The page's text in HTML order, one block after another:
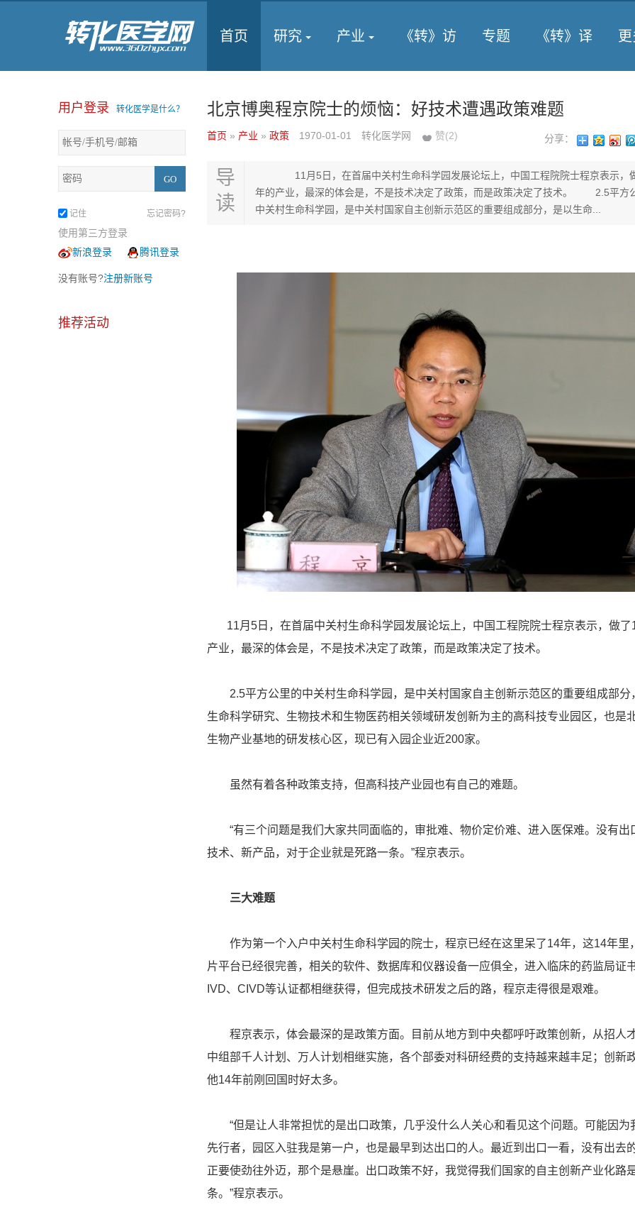
首页 研究 产业 《转》访 专题 《转》译
用户登录 转化医学是什么？
记住 忘记密码?
使用第三方登录
新浪登录
腾讯登录
没有账号?注册新账号
推荐活动
北京博奥程京院士的烦恼：好技术遭遇政策难题
首页 » 产业 » 政策 1970-01-01 转化医学网 赞(2) 分享：
导
读
11月5日，在首届中关村生命科学园发展论坛上，中国工程院院士程京表示，
年的产业，最深的体会是，不是技术决定了政策，而是政策决定了技术。 2.5平方
中关村生命科学园，是中关村国家自主创新示范区的重要组成部分，是以生命...
11月5日，在首届中关村生命科学园发展论坛上，中国工程院院士程京表示，做了
产业，最深的体会是，不是技术决定了政策，而是政策决定了技术。
2.5平方公里的中关村生命科学园，是中关村国家自主创新示范区的重要组成部分
生命科学研究、生物技术和生物医药相关领域研发创新为主的高科技专业园区，也是
生物产业基地的研发核心区，现已有入园企业近200家。
虽然有着各种政策支持，但高科技产业园也有自己的难题。
“有三个问题是我们大家共同面临的，审批难、物价定价难、进入医保难。没有出
技术、新产品，对于企业就是死路一条。”程京表示。
三大难题
作为第一个入户中关村生命科学园的院士，程京已经在这里呆了14年，这14年里
片平台已经很完善，相关的软件、数据库和仪器设备一应俱全，进入临床的药监局证
IVD、CIVD等认证都相继获得，但完成技术研发之后的路，程京走得很是艰难。
程京表示，体会最深的是政策方面。目前从地方到中央都呼吁政策创新，从招人
中组部千人计划、万人计划相继实施，各个部委对科研经费的支持越来越丰足；创新
他14年前刚回国时好太多。
“但是让人非常担忧的是出口政策，几乎没什么人关心和看见这个问题。可能因为
先行者，园区入驻我是第一户，也是最早到达出口的人。最近到出口一看，没有出去
正要使劲往外迈，那个是悬崖。出口政策不好，我觉得我们国家的自主创新产业化路
条。”程京表示。